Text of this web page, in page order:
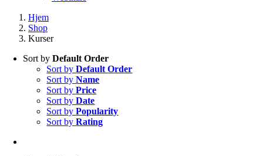
Hjem
Shop
Kurser
Sort byDefault Order
Sort byDefault Order
Sort byName
Sort byPrice
Sort byDate
Sort byPopularity
Sort byRating